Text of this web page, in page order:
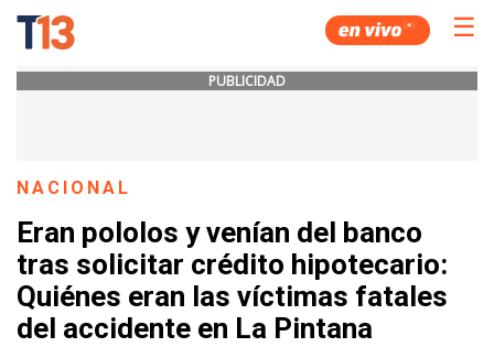
☰
PUBLICIDAD
NACIONAL
Eran pololos y venían del banco
tras solicitar crédito hipotecario:
Quiénes eran las víctimas fatales
del accidente en La Pintana